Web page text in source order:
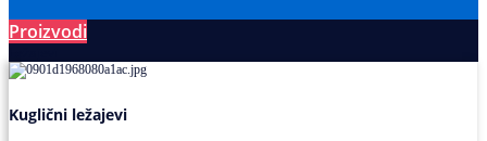
Proizvodi
Kuglični ležajevi